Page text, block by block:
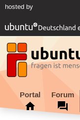
hosted by
Portal Forum